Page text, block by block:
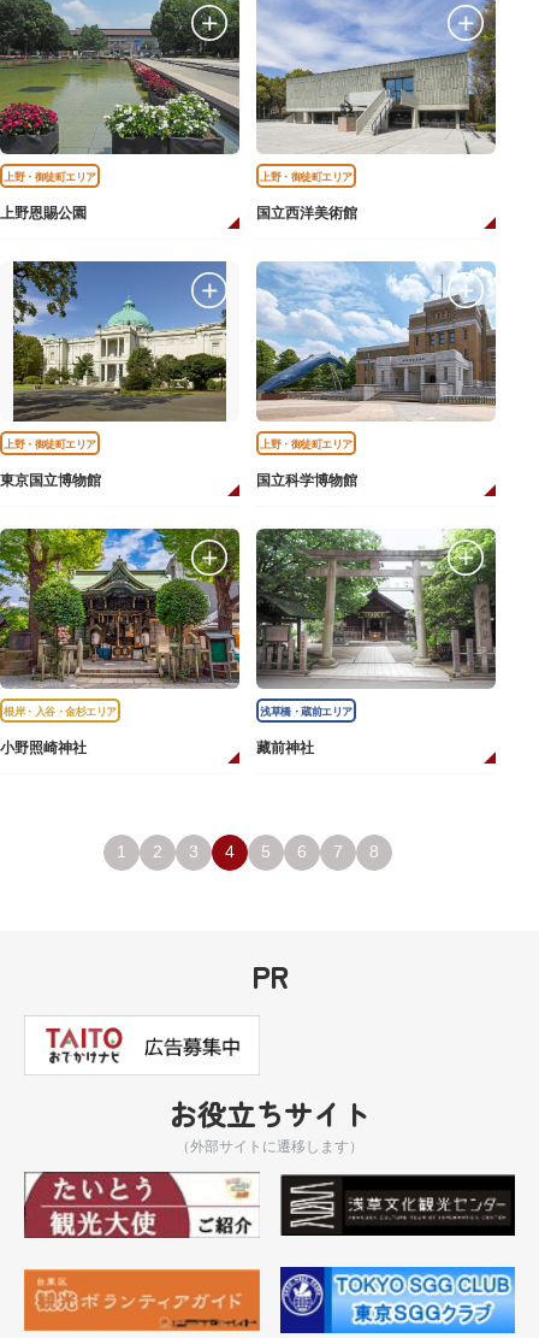
上野・御徒町エリア
上野恩賜公園
上野・御徒町エリア
国立西洋美術館
上野・御徒町エリア
東京国立博物館
上野・御徒町エリア
国立科学博物館
根岸・入谷・金杉エリア
小野照崎神社
浅草橋・蔵前エリア
藏前神社
1 2 3 4 5 6 7 8
PR
お役立ちサイト
（外部サイトに遷移します）